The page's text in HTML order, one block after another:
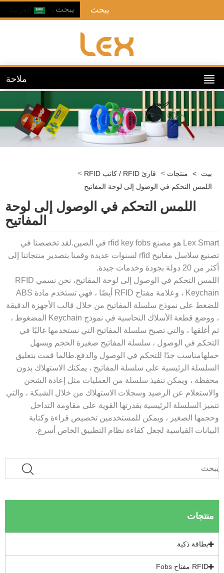
العربية
ملاحة
> منتجات> قارئ RFID / كاتب RFID >
التحكم في الوصول إلى لوحة المفاتيح
اللمس التحكم في الوصول إلى لوحة
المفاتيح
Lex Smart هو مصنع rfid key fobs في الصين.لقد تخصصنا في
تصنيع سلاسل مفاتيح rfid لسنوات عديدة وقمنا بتصدير منتجاتنا إلى
بجودة وخدمات جيدة.
التحكم في الوصول إلى لوحة المفاتيح
، نحن نسمي RFID
Keychain ، وعلامة مفتاح RFID أيضًا ، فهي تستخدم مادة ABS
على نموذج سلسلة المفاتيح من خلال قالب الأجهزة الدقيقة
، ووضع قطعة الأسلاك النحاسية في نموذج Keychain المضغوط ،
أغلقها ، والتي تصبح سلسلة المفاتيح التي نستخدمها غالبًا في
في الوصول ، سلسلة المفاتيح صغيرة الحجم ويسهل
مناسب جدًا للتحكم في الوصول والدفع.طالما قمت بتعليق
الرئيسية على سلسلة المفاتيح ، يمكنك الاستهلاك بدون
، ويمكن تنفيذ سلسلة من العمليات مثل إعادة الشحن
عن الرصيد وسجلات الاستهلاك من خلال الشبكة ، والتي
السلسلة الرئيسية بقدرتها القوية على مقاومة التداخل
الصغير ، ويمكن للمستخدمين تخصيص قراءة وكتابة
القياسية لجعل كفاءة نظام التطبيق الخاص أسرع.
بطاقة ذكية
RFID مفتاح Fobs